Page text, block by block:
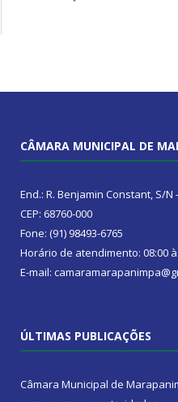
CÂMARA MUNICIPAL DE
End.: R. Benjamin Constant, S/N
CEP: 68760-000
Fone: (91) 98493-6765
Horário de atendimento: 08:00
E-mail:
ÚLTIMAS PUBLICAÇÕES
Câmara Municipal de